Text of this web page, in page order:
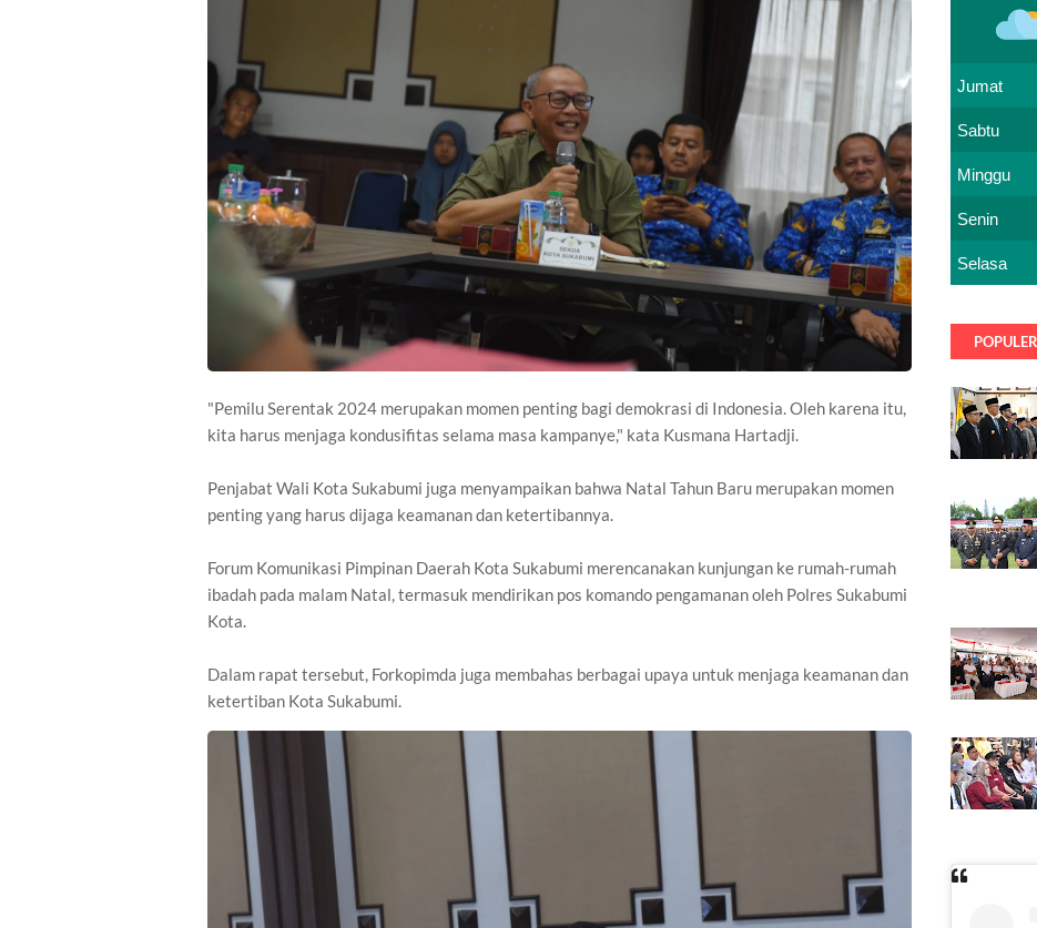
"Pemilu Serentak 2024 merupakan momen penting bagi demokrasi di Indonesia. Oleh karena itu,
kita harus menjaga kondusifitas selama masa kampanye," kata Kusmana Hartadji.
Penjabat Wali Kota Sukabumi juga menyampaikan bahwa Natal Tahun Baru merupakan momen
penting yang harus dijaga keamanan dan ketertibannya.
Forum Komunikasi Pimpinan Daerah Kota Sukabumi merencanakan kunjungan ke rumah-rumah
ibadah pada malam Natal, termasuk mendirikan pos komando pengamanan oleh Polres Sukabumi
Kota.
Dalam rapat tersebut, Forkopimda juga membahas berbagai upaya untuk menjaga keamanan dan
ketertiban Kota Sukabumi.
Jumat
Sabtu
Minggu
Senin
Selasa
POPULER